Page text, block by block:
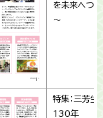
を未来へつ
～
特集：三芳生
130年